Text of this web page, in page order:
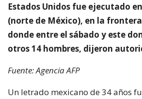
Estados Unidos fue ejecutado
(norte de México), en la frontera
donde entre el sábado y este
otros 14 hombres, dijeron
Fuente: Agencia AFP
Un letrado mexicano de 34 años